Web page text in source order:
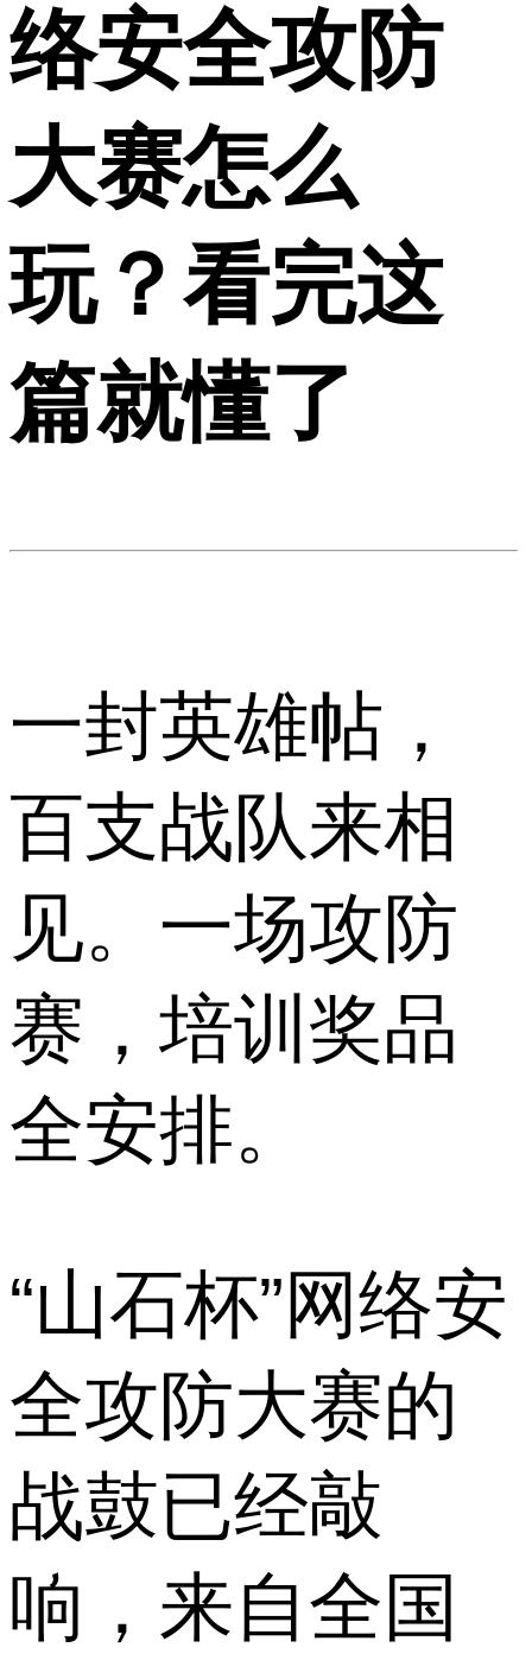
络安全攻防
大赛怎么
玩？看完这
篇就懂了
一封英雄帖，
百支战队来相
见。一场攻防
赛，培训奖品
全安排。
“山石杯”网络安
全攻防大赛的
战鼓已经敲
响，来自全国